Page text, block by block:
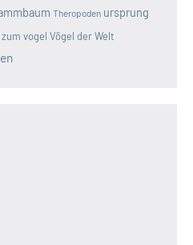
Theropoden ursprung
vogel Vögel der Welt